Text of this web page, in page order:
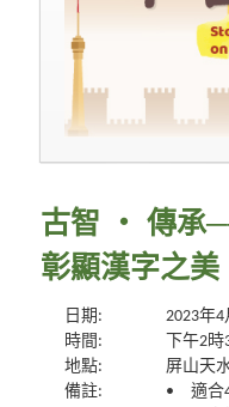
古智 ‧ 傳承
彰顯漢字之美
日期:
2023年
時間:
下午2
地點:
屏山天
備註:
• 適合